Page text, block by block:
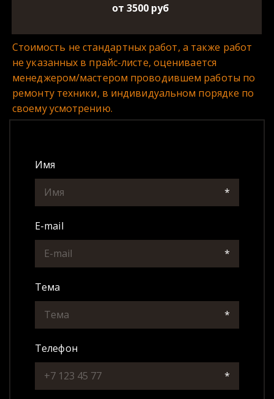
от 3500 руб
Стоимость не стандартных работ, а также работ
не указанных в прайс-листе, оценивается
менеджером/мастером проводившем работы по
ремонту техники, в индивидуальном порядке по
своему усмотрению.
Имя
*
E-mail
*
Тема
*
Телефон
*